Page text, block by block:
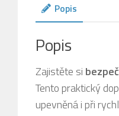
Popis
Popis
Zajistěte si
Tento praktický
upevněná i při